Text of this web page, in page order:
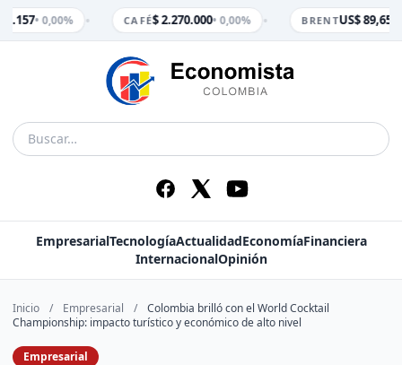
• 0,00% CAFÉ$ 2.270.000• 0,00% BRENTUS$ 89,65•
EmpresarialTecnologíaActualidadEconomíaFinanciera
InternacionalOpinión
Inicio / Empresarial /
Colombia brilló con el World Cocktail
Championship: impacto turístico y económico de alto nivel
Empresarial